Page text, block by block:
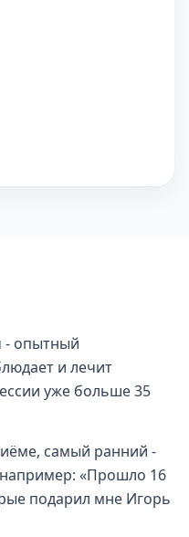
- опытный
и лечит
уже больше 35
самый ранний -
«Прошло 16
подарил мне Игорь